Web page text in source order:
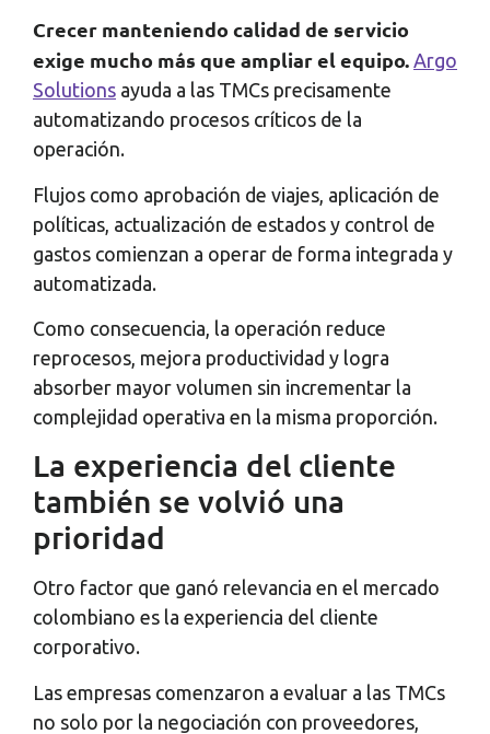
Crecer manteniendo calidad de servicio
exige mucho más que ampliar el equipo. Argo
Solutions ayuda a las TMCs precisamente
automatizando procesos críticos de la
operación.
Flujos como aprobación de viajes, aplicación de
políticas, actualización de estados y control de
gastos comienzan a operar de forma integrada y
automatizada.
Como consecuencia, la operación reduce
reprocesos, mejora productividad y logra
absorber mayor volumen sin incrementar la
complejidad operativa en la misma proporción.
La experiencia del cliente
también se volvió una
prioridad
Otro factor que ganó relevancia en el mercado
colombiano es la experiencia del cliente
corporativo.
Las empresas comenzaron a evaluar a las TMCs
no solo por la negociación con proveedores,